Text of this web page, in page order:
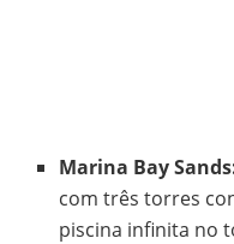
Marina Bay
com três torres
piscina infinita no